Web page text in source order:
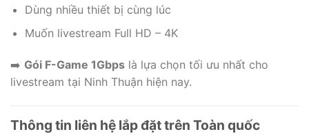
Dùng nhiều thiết bị cùng lúc
Muốn livestream Full HD – 4K
➡️ Gói F-Game 1Gbps là lựa chọn tối ưu nhất cho
livestream tại Ninh Thuận hiện nay.
Thông tin liên hệ lắp đặt trên Toàn quốc